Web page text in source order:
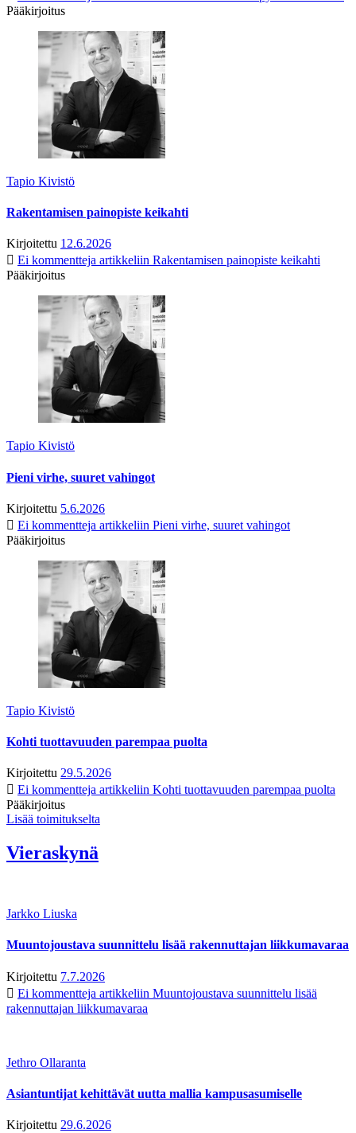
Pääkirjoitus
Tapio Kivistö
Rakentamisen painopiste keikahti
Kirjoitettu 12.6.2026
Ei kommentteja artikkeliin Rakentamisen painopiste keikahti
Pääkirjoitus
Tapio Kivistö
Pieni virhe, suuret vahingot
Kirjoitettu 5.6.2026
Ei kommentteja artikkeliin Pieni virhe, suuret vahingot
Pääkirjoitus
Tapio Kivistö
Kohti tuottavuuden parempaa puolta
Kirjoitettu 29.5.2026
Ei kommentteja artikkeliin Kohti tuottavuuden parempaa puolta
Pääkirjoitus
Lisää toimitukselta
Vieraskynä
Jarkko Liuska
Muuntojoustava suunnittelu lisää rakennuttajan liikkumavaraa
Kirjoitettu 7.7.2026
Ei kommentteja artikkeliin Muuntojoustava suunnittelu lisää
rakennuttajan liikkumavaraa
Jethro Ollaranta
Asiantuntijat kehittävät uutta mallia kampusasumiselle
Kirjoitettu 29.6.2026